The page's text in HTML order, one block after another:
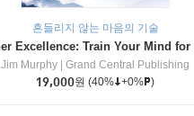
흔들리지 않는 마음의 기술
Jim Murphy
Grand Central Publishing
19,000원 (40% +0% )